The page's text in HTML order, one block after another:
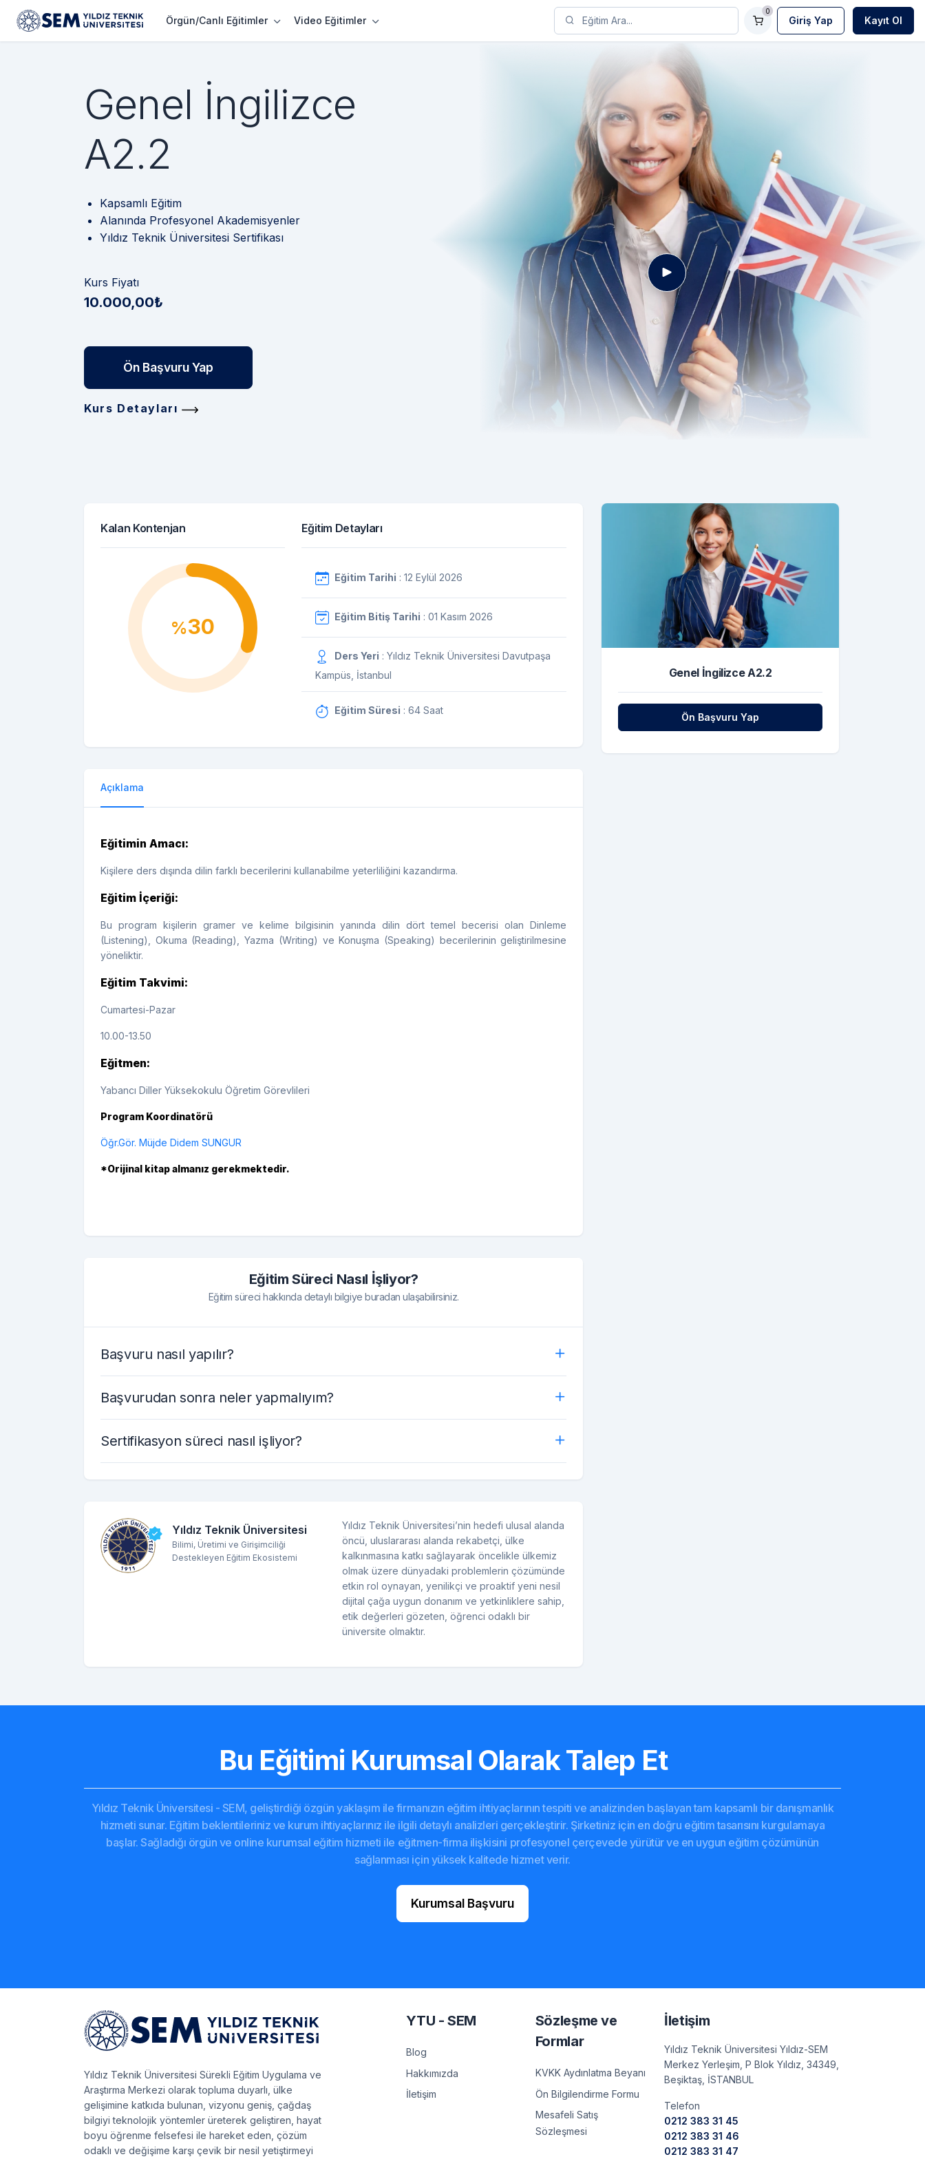
0
Giriş Yap Kayıt Ol
Örgün/Canlı Eğitimler Video Eğitimler
Genel İngilizce
A2.2
Kapsamlı Eğitim
Alanında Profesyonel Akademisyenler
Yıldız Teknik Üniversitesi Sertifikası
Kurs Fiyatı
10.000,00₺
Ön Başvuru Yap
Kurs Detayları
Kalan Kontenjan
%30
Eğitim Detayları
Eğitim Tarihi : 12 Eylül 2026
Eğitim Bitiş Tarihi : 01 Kasım 2026
Ders Yeri : Yıldız Teknik Üniversitesi Davutpaşa
Kampüs, İstanbul
Eğitim Süresi : 64 Saat
Açıklama
Eğitimin Amacı:
Kişilere ders dışında dilin farklı becerilerini kullanabilme yeterliliğini kazandırma.
Eğitim İçeriği:
Bu program kişilerin gramer ve kelime bilgisinin yanında dilin dört temel becerisi olan Dinleme
(Listening), Okuma (Reading), Yazma (Writing) ve Konuşma (Speaking) becerilerinin geliştirilmesine
yöneliktir.
Eğitim Takvimi:
Cumartesi-Pazar
10.00-13.50
Eğitmen:
Yabancı Diller Yüksekokulu Öğretim Görevlileri
Program Koordinatörü
Öğr.Gör. Müjde Didem SUNGUR
*Orijinal kitap almanız gerekmektedir.
Eğitim Süreci Nasıl İşliyor?
Eğitim süreci hakkında detaylı bilgiye buradan ulaşabilirsiniz.
Başvuru nasıl yapılır?
Başvurudan sonra neler yapmalıyım?
Sertifikasyon süreci nasıl işliyor?
Yıldız Teknik Üniversitesi
Bilimi, Üretimi ve Girişimciliği
Destekleyen Eğitim Ekosistemi
Yıldız Teknik Üniversitesi’nin hedefi ulusal alanda
öncü, uluslararası alanda rekabetçi, ülke
kalkınmasına katkı sağlayarak öncelikle ülkemiz
olmak üzere dünyadaki problemlerin çözümünde
etkin rol oynayan, yenilikçi ve proaktif yeni nesil
dijital çağa uygun donanım ve yetkinliklere sahip,
etik değerleri gözeten, öğrenci odaklı bir
üniversite olmaktır.
Genel İngilizce A2.2
Ön Başvuru Yap
Bu Eğitimi Kurumsal Olarak Talep Et
Yıldız Teknik Üniversitesi - SEM, geliştirdiği özgün yaklaşım ile firmanızın eğitim ihtiyaçlarının tespiti ve analizinden başlayan tam kapsamlı bir danışmanlık
hizmeti sunar. Eğitim beklentileriniz ve kurum ihtiyaçlarınız ile ilgili detaylı analizleri gerçekleştirir. Şirketiniz için en doğru eğitim tasarısını kurgulamaya
başlar. Sağladığı örgün ve online kurumsal eğitim hizmeti ile eğitmen-firma ilişkisini profesyonel çerçevede yürütür ve en uygun eğitim çözümünün
sağlanması için yüksek kalitede hizmet verir.
Kurumsal Başvuru
Yıldız Teknik Üniversitesi Sürekli Eğitim Uygulama ve
Araştırma Merkezi olarak topluma duyarlı, ülke
gelişimine katkıda bulunan, vizyonu geniş, çağdaş
bilgiyi teknolojik yöntemler üreterek geliştiren, hayat
boyu öğrenme felsefesi ile hareket eden, çözüm
odaklı ve değişime karşı çevik bir nesil yetiştirmeyi
YTU - SEM
Blog
Hakkımızda
İletişim
Sözleşme ve
Formlar
KVKK Aydınlatma Beyanı
Ön Bilgilendirme Formu
Mesafeli Satış
Sözleşmesi
İletişim
Yıldız Teknik Üniversitesi Yıldız-SEM
Merkez Yerleşim, P Blok Yıldız, 34349,
Beşiktaş, İSTANBUL
Telefon
0212 383 31 45
0212 383 31 46
0212 383 31 47